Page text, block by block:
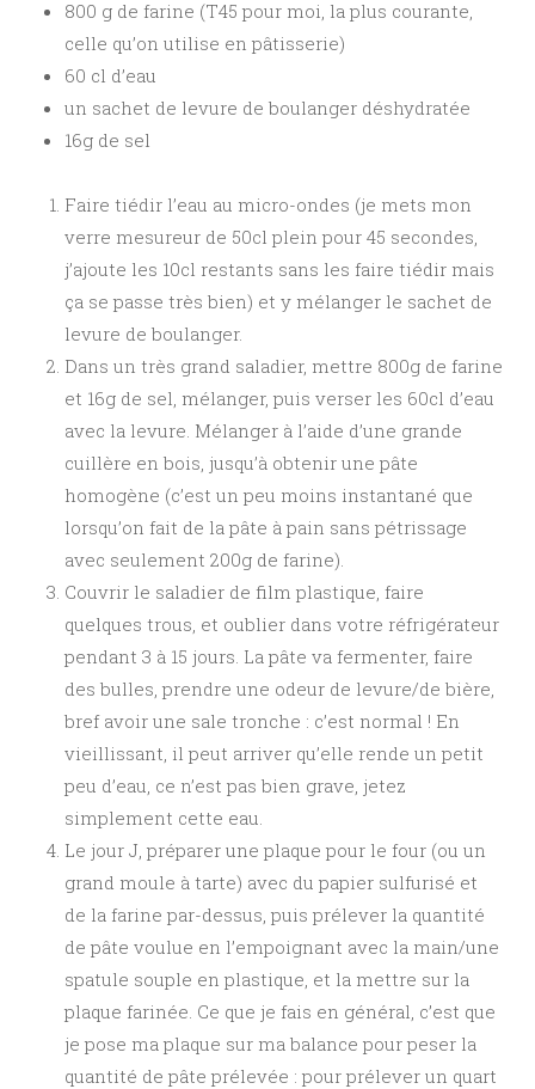
800 g de farine (T45 pour moi, la plus courante,
celle qu’on utilise en pâtisserie)
60 cl d’eau
un sachet de levure de boulanger déshydratée
16g de sel
Faire tiédir l’eau au micro-ondes (je mets mon
verre mesureur de 50cl plein pour 45 secondes,
j’ajoute les 10cl restants sans les faire tiédir mais
ça se passe très bien) et y mélanger le sachet de
levure de boulanger.
Dans un très grand saladier, mettre 800g de farine
et 16g de sel, mélanger, puis verser les 60cl d’eau
avec la levure. Mélanger à l’aide d’une grande
cuillère en bois, jusqu’à obtenir une pâte
homogène (c’est un peu moins instantané que
lorsqu’on fait de la pâte à pain sans pétrissage
avec seulement 200g de farine).
Couvrir le saladier de film plastique, faire
quelques trous, et oublier dans votre réfrigérateur
pendant 3 à 15 jours. La pâte va fermenter, faire
des bulles, prendre une odeur de levure/de bière,
bref avoir une sale tronche : c’est normal ! En
vieillissant, il peut arriver qu’elle rende un petit
peu d’eau, ce n’est pas bien grave, jetez
simplement cette eau.
Le jour J, préparer une plaque pour le four (ou un
grand moule à tarte) avec du papier sulfurisé et
de la farine par-dessus, puis prélever la quantité
de pâte voulue en l’empoignant avec la main/une
spatule souple en plastique, et la mettre sur la
plaque farinée. Ce que je fais en général, c’est que
je pose ma plaque sur ma balance pour peser la
quantité de pâte prélevée : pour prélever un quart